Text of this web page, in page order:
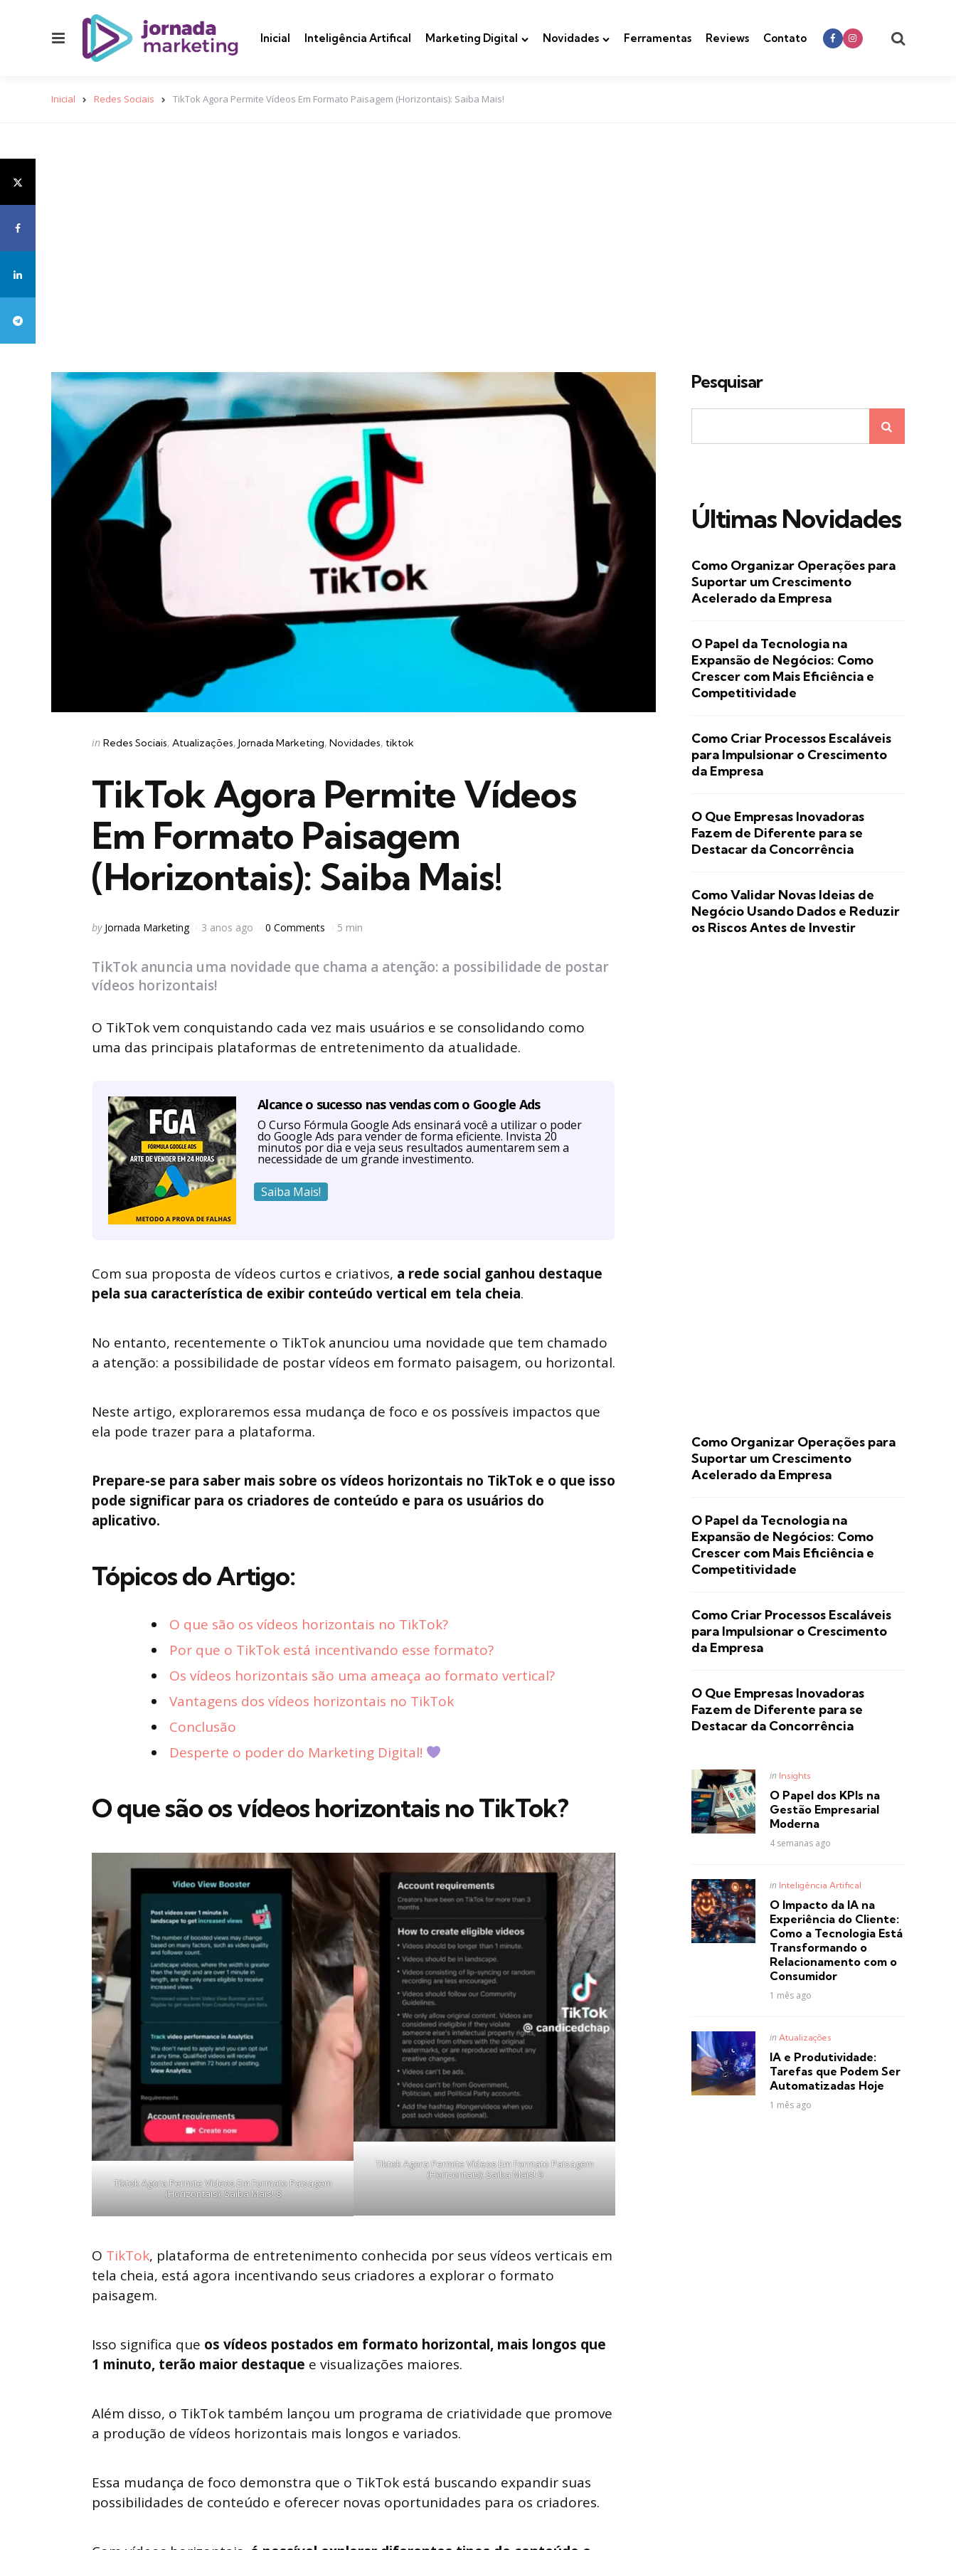
Inicial Inteligência Artifical Marketing Digital Novidades Ferramentas Reviews Contato
Inicial Redes Sociais TikTok Agora Permite Vídeos Em Formato Paisagem (Horizontais): Saiba Mais!
Categories
Posted
in Redes Sociais Atualizações Jornada Marketing Novidades tiktok
TikTok Agora Permite Vídeos
Em Formato Paisagem
(Horizontais): Saiba Mais!
Posted
by Jornada Marketing 3 anos ago 0 Comments 5 min
TikTok anuncia uma novidade que chama a atenção: a possibilidade de postar
vídeos horizontais!
O TikTok vem conquistando cada vez mais usuários e se consolidando como
uma das principais plataformas de entretenimento da atualidade.
Alcance o sucesso nas vendas com o Google Ads
O Curso Fórmula Google Ads ensinará você a utilizar o poder
do Google Ads para vender de forma eficiente. Invista 20
minutos por dia e veja seus resultados aumentarem sem a
necessidade de um grande investimento.
Saiba Mais!
Com sua proposta de vídeos curtos e criativos, a rede social ganhou destaque
pela sua característica de exibir conteúdo vertical em tela cheia.
No entanto, recentemente o TikTok anunciou uma novidade que tem chamado
a atenção: a possibilidade de postar vídeos em formato paisagem, ou horizontal.
Neste artigo, exploraremos essa mudança de foco e os possíveis impactos que
ela pode trazer para a plataforma.
Prepare-se para saber mais sobre os vídeos horizontais no TikTok e o que isso
pode significar para os criadores de conteúdo e para os usuários do
aplicativo.
Tópicos do Artigo:
O que são os vídeos horizontais no TikTok?
Por que o TikTok está incentivando esse formato?
Os vídeos horizontais são uma ameaça ao formato vertical?
Vantagens dos vídeos horizontais no TikTok
Conclusão
Desperte o poder do Marketing Digital!
O que são os vídeos horizontais no TikTok?
Tiktok Agora Permite Vídeos Em Formato Paisagem
(Horizontais): Saiba Mais! 8
Tiktok Agora Permite Vídeos Em Formato Paisagem
(Horizontais): Saiba Mais! 9
O TikTok, plataforma de entretenimento conhecida por seus vídeos verticais em
tela cheia, está agora incentivando seus criadores a explorar o formato
paisagem.
Isso significa que os vídeos postados em formato horizontal, mais longos que
1 minuto, terão maior destaque e visualizações maiores.
Além disso, o TikTok também lançou um programa de criatividade que promove
a produção de vídeos horizontais mais longos e variados.
Essa mudança de foco demonstra que o TikTok está buscando expandir suas
possibilidades de conteúdo e oferecer novas oportunidades para os criadores.
Pesquisar
Últimas Novidades
Como Organizar Operações para
Suportar um Crescimento
Acelerado da Empresa
O Papel da Tecnologia na
Expansão de Negócios: Como
Crescer com Mais Eficiência e
Competitividade
Como Criar Processos Escaláveis
para Impulsionar o Crescimento
da Empresa
O Que Empresas Inovadoras
Fazem de Diferente para se
Destacar da Concorrência
Como Validar Novas Ideias de
Negócio Usando Dados e Reduzir
os Riscos Antes de Investir
Como Organizar Operações para
Suportar um Crescimento
Acelerado da Empresa
O Papel da Tecnologia na
Expansão de Negócios: Como
Crescer com Mais Eficiência e
Competitividade
Como Criar Processos Escaláveis
para Impulsionar o Crescimento
da Empresa
O Que Empresas Inovadoras
Fazem de Diferente para se
Destacar da Concorrência
Posted
in Insights
O Papel dos KPIs na
Gestão Empresarial
Moderna
4 semanas ago
Posted
in Inteligência Artifical
O Impacto da IA na
Experiência do Cliente:
Como a Tecnologia Está
Transformando o
Relacionamento com o
Consumidor
1 mês ago
Posted
in Atualizações
IA e Produtividade:
Tarefas que Podem Ser
Automatizadas Hoje
1 mês ago